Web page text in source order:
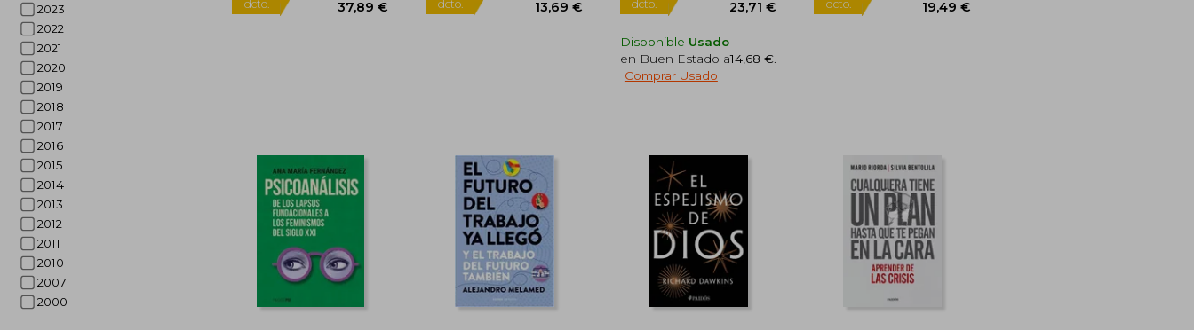
2023
2022
2021
2020
2019
2018
2017
2016
2015
2014
2013
2012
2011
2010
2007
2000
5%
dcto.
5%
dcto.
5%
dcto.
24,96 €
23,71 €
Disponible Usado
en Buen Estado a14,68 €.
Comprar Usado
5%
dcto.